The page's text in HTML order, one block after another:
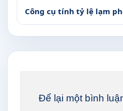
Công cụ tính tỷ lệ lạm
Để lại một bình